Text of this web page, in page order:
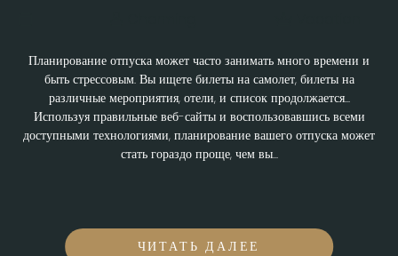
Планирование отпуска может часто занимать много времени и
быть стрессовым. Вы ищете билеты на самолет, билеты на
различные мероприятия, отели, и список продолжается...
Используя правильные веб-сайты и воспользовавшись всеми
доступными технологиями, планирование вашего отпуска может
стать гораздо проще, чем вы...
ЧИТАТЬ ДАЛЕЕ